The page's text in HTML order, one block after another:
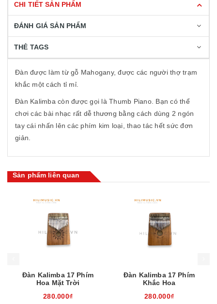
CHI TIẾT SẢN PHẨM
ĐÁNH GIÁ SẢN PHẨM
THẺ TAGS
Đàn được làm từ gỗ Mahogany, được các người thợ trạm
khắc một cách tỉ mỉ.
Đàn Kalimba còn được gọi là Thumb Piano. Bạn có thể
chơi các bài nhạc rất dễ thương bằng cách dùng 2 ngón
tay cái nhấn lên các phím kim loại, thao tác hết sức đơn
giản.
Sản phẩm liên quan
Đàn Kalimba 17 Phím
Hoa Mặt Trời
280.000₫
Đàn Kalimba 17 Phím
Khắc Hoa
280.000₫